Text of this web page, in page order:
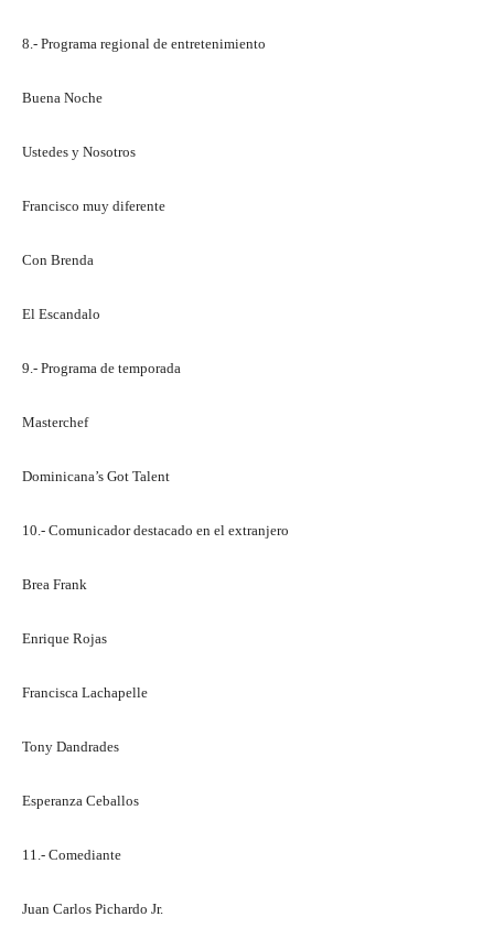
8.- Programa regional de entretenimiento
Buena Noche
Ustedes y Nosotros
Francisco muy diferente
Con Brenda
El Escandalo
9.- Programa de temporada
Masterchef
Dominicana’s Got Talent
10.- Comunicador destacado en el extranjero
Brea Frank
Enrique Rojas
Francisca Lachapelle
Tony Dandrades
Esperanza Ceballos
11.- Comediante
Juan Carlos Pichardo Jr.